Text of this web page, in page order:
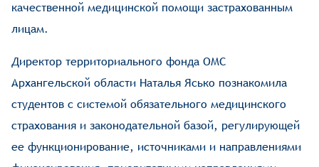
качественной медицинской помощи застрахованным
лицам.
Директор территориального фонда ОМС
Архангельской области Наталья Ясько познакомила
студентов с системой обязательного медицинского
страхования и законодательной базой, регулирующей
ее функционирование, источниками и направлениями